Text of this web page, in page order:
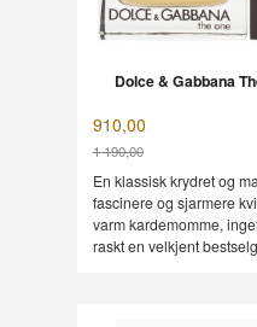
Dolce & Gabbana
910,00
1 190,00
Rabatt
En klassisk krydret og
fascinere og sjarmere
varm kardemomme,
raskt en velkjent